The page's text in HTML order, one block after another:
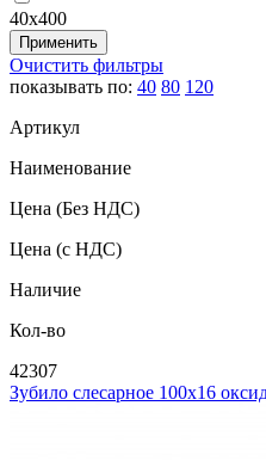
40х400
Очистить фильтры
показывать по: 40 80 120
Артикул
Наименование
Цена (Без НДС)
Цена (с НДС)
Наличие
Кол-во
42307
Зубило слесарное 100х16